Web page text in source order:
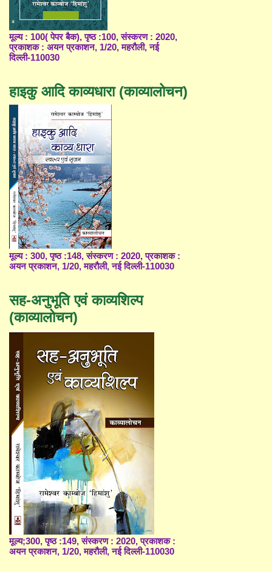
मूल्य : 100( पेपर बैक), पृष्ठ :100, संस्करण : 2020,
प्रकाशक : अयन प्रकाशन, 1/20, महरौली, नई
दिल्ली-110030
हाइकु आदि काव्यधारा (काव्यालोचन)
मूल्य : 300, पृष्ठ :148, संस्करण : 2020, प्रकाशक :
अयन प्रकाशन, 1/20, महरौली, नई दिल्ली-110030
सह-अनुभूति एवं काव्यशिल्प
(काव्यालोचन)
मूल्य;300, पृष्ठ :149, संस्करण : 2020, प्रकाशक :
अयन प्रकाशन, 1/20, महरौली, नई दिल्ली-110030